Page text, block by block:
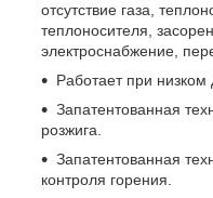
отсутствие газа,
теплоносителя,
электроснабжение,
Работает при низком
Запатентованная
розжига.
Запатентованная
контроля горения.